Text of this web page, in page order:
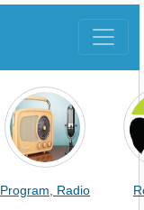
Program, Radio